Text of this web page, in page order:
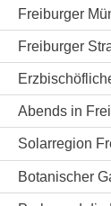
Freiburger
Freiburger
Abends in
Solarregion
Botanischer